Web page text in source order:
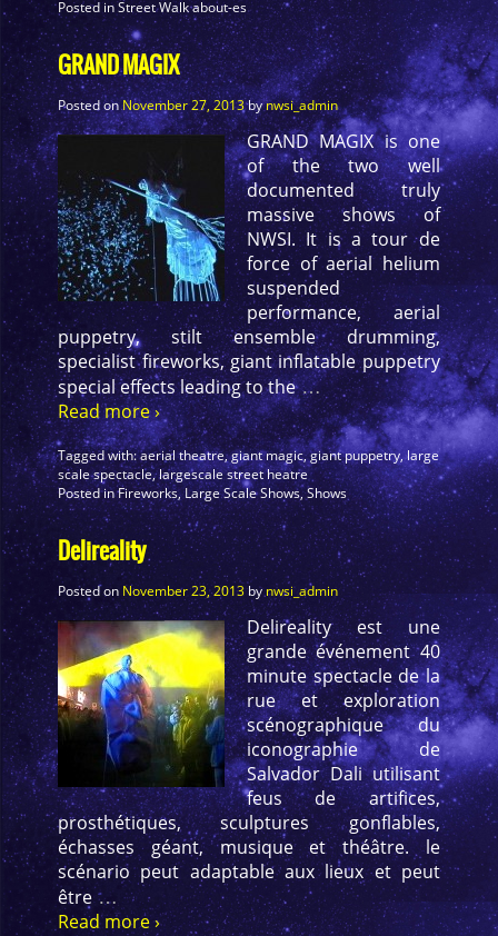
Posted inStreet Walk about-es
GRAND MAGIX
Posted onNovember 27, 2013bynwsi_admin
GRAND MAGIX is one
of the two well
documented truly
massive shows of
NWSI. It is a tour de
force of aerial helium
suspended
performance, aerial
puppetry, stilt ensemble drumming,
specialist fireworks, giant inflatable puppetry
special effects leading to the …
Read more ›
Tagged with:aerial theatre,giant magic,giant puppetry,large
scale spectacle,largescale street heatre
Posted inFireworks,Large Scale Shows,Shows
Delireality
Posted on November 23, 2013bynwsi_admin
Delireality est une
grande événement 40
minute spectacle de la
rue et exploration
scénographique du
iconographie de
Salvador Dali utilisant
feus de artifices,
prosthétiques, sculptures gonflables,
échasses géant, musique et théâtre. le
scénario peut adaptable aux lieux et peut
être …
Read more ›